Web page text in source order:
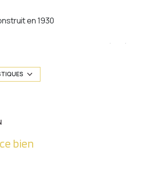
en 1930
individuel : chaudière (gaz)
mitoyen(s)
bien